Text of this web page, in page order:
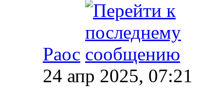
Раос
24 апр 2025, 07:21